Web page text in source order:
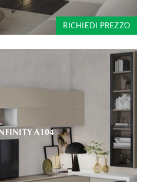
RICHIEDI PREZZO
A104